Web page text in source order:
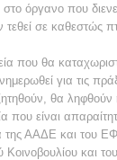
όργανο που
τεθεί σε καθεστώς
που θα
για τις
θα
που είναι
της ΑΑΔΕ και του
και